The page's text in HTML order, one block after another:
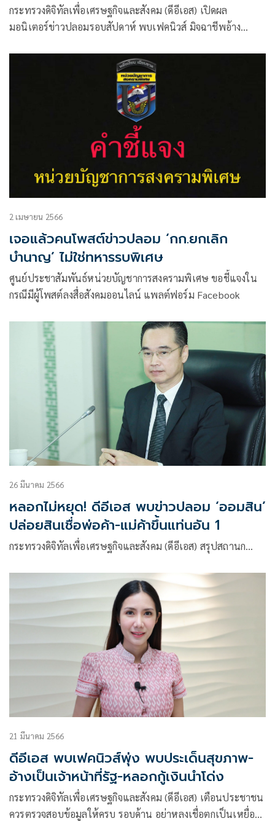
กระทรวงดิจิทัลเพื่อเศรษฐกิจและสังคม (ดีอีเอส) เปิดผล
มอนิเตอร์ข่าวปลอมรอบสัปดาห์ พบเฟคนิวส์ มิจฉาชีพอ้าง
ดาวน์โหลด เพื่อดดูดเงิน อาละวาดหนัก เตือนอย่าหลงเชื่อ ควร
2 เมษายน 2566
เจอแล้วคนโพสต์ข่าวปลอม ‘กก.ยกเลิก
บำนาญ’ ไม่ใช่ทหารรบพิเศษ
ศูนย์ประชาสัมพันธ์หน่วยบัญชาการสงครามพิเศษ ขอชี้แจงใน
กรณีมีผู้โพสต์ลงสื่อสังคมออนไลน์ แพลต์ฟอร์ม Facebook
26 มีนาคม 2566
หลอกไม่หยุด! ดีอีเอส พบข่าวปลอม ‘ออมสิน’
ปล่อยสินเชื่อพ่อค้า-แม่ค้าขึ้นแท่นอัน 1
กระทรวงดิจิทัลเพื่อเศรษฐกิจและสังคม (ดีอีเอส) สรุปสถานก…
21 มีนาคม 2566
ดีอีเอส พบเฟคนิวส์พุ่ง พบประเด็นสุขภาพ-
อ้างเป็นเจ้าหน้าที่รัฐ-หลอกกู้เงินนำโด่ง
กระทรวงดิจิทัลเพื่อเศรษฐกิจและสังคม (ดีอีเอส) เตือนประชาชน
ควรตรวจสอบข้อมูลให้ครบ รอบด้าน อย่าหลงเชื่อตกเป็นเหยื่อ